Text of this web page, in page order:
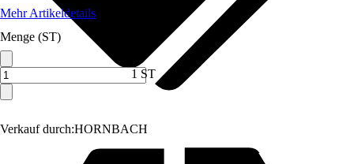
Verkauf durch:HORNBACH
Mehr Artikeldetails
Menge (ST)
1 ST